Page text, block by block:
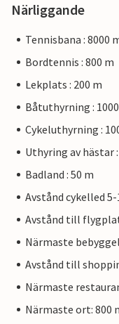
Närliggande
Tennisbana : 8000
Bordtennis : 800 m
Lekplats : 200 m
Båtuthyrning :
Cykeluthyrning :
Uthyring av hästar
Badland : 50 m
Avstånd cykelled 5-
Avstånd till
Närmaste
Avstånd till
Närmaste
Närmaste ort: 800